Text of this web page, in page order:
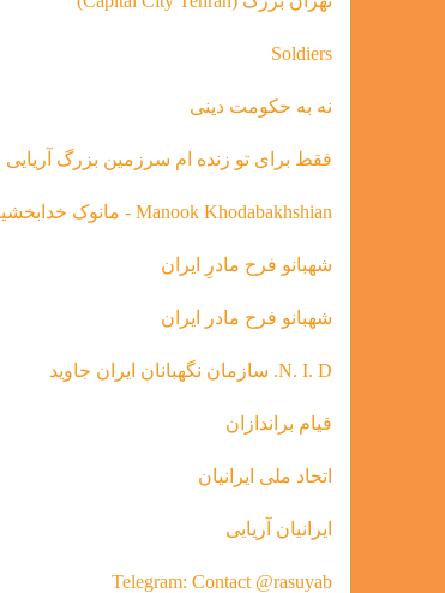
Soldiers
نه به حکومت دینی
فقط براى تو زنده ام سرزمين بزرگ آريايى
Manook Khodabakhshian - مانوک خدابخشیان
شهبانو فرح مادرِ ایران
شهبانو فرح مادر ايران
N. I. D. سازمان نگهبانان ایران جاوید
قیام براندازان
اتحاد ملی ایرانیان
ایرانیان آریایی
Telegram: Contact @rasuyab